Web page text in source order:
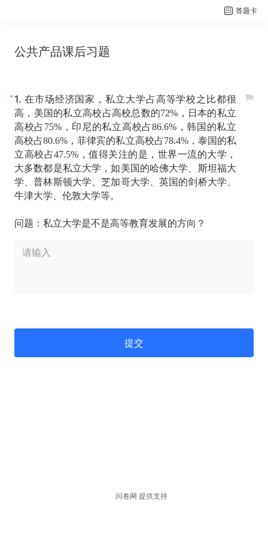
答题卡
公共产品课后习题
* 1. 在市场经济国家，私立大学占高等学校之比都很
高，美国的私立高校占高校总数的72%，日本的私立
高校占75%，印尼的私立高校占86.6%，韩国的私立
高校占80.6%，菲律宾的私立高校占78.4%，泰国的私
立高校占47.5%，值得关注的是，世界一流的大学，
大多数都是私立大学，如美国的哈佛大学、斯坦福大
学、普林斯顿大学、芝加哥大学、英国的剑桥大学、
牛津大学、伦敦大学等。
问题：私立大学是不是高等教育发展的方向？
提交
问卷网 提供支持